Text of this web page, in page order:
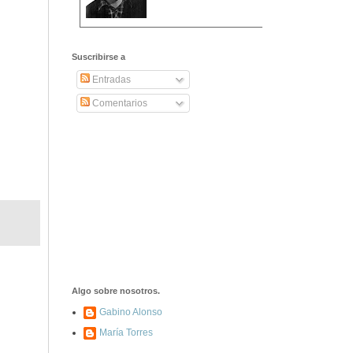
Suscribirse a
Entradas
Comentarios
Algo sobre nosotros.
Gabino Alonso
María Torres